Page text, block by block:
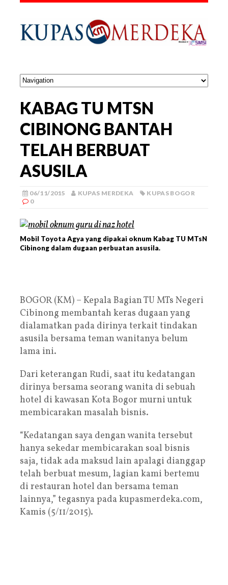
KABAG TU MTSN
CIBINONG BANTAH
TELAH BERBUAT
ASUSILA
06/11/2015 KUPAS MERDEKA
KUPAS BOGOR
0
Mobil Toyota Agya yang dipakai oknum Kabag TU MTsN
Cibinong dalam dugaan perbuatan asusila.
BOGOR (KM) – Kepala Bagian TU MTs Negeri
Cibinong membantah keras dugaan yang
dialamatkan pada dirinya terkait tindakan
asusila bersama teman wanitanya belum
lama ini.
Dari keterangan Rudi, saat itu kedatangan
dirinya bersama seorang wanita di sebuah
hotel di kawasan Kota Bogor murni untuk
membicarakan masalah bisnis.
“Kedatangan saya dengan wanita tersebut
hanya sekedar membicarakan soal bisnis
saja, tidak ada maksud lain apalagi dianggap
telah berbuat mesum, lagian kami bertemu
di restauran hotel dan bersama teman
lainnya,” tegasnya pada kupasmerdeka.com,
Kamis (5/11/2015).